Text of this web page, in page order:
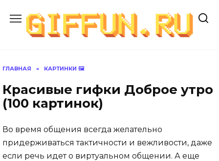
содержанию
ГЛАВНАЯ » КАРТИНКИ 🖼
Красивые гифки Доброе утро
(100 картинок)
Во время общения всегда желательно
придерживаться тактичности и вежливости, даже
если речь идет о виртуальном общении. А еще